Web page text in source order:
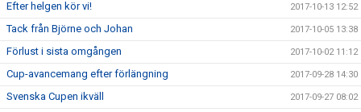
Efter helgen kör vi! 2017-10-13 12:52
Tack från Björne och Johan 2017-10-05 13:38
Förlust i sista omgången 2017-10-02 11:12
Cup-avancemang efter förlängning 2017-09-28 14:30
Svenska Cupen ikväll 2017-09-27 08:02